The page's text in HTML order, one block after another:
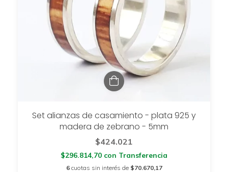
Set alianzas de casamiento - plata 925 y
madera de zebrano - 5mm
$424.021
$296.814,70 con Transferencia
6 cuotas sin interés de $70.670,17